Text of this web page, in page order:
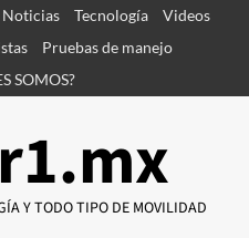
Noticias Tecnología
Videos
Pruebas de manejo
SOMOS?
Y TODO TIPO DE MOVILIDAD